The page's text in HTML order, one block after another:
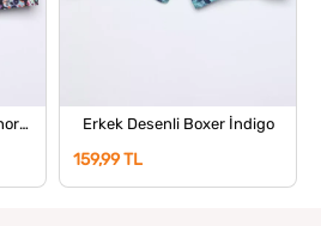
Erkek Desenli Boxer Siyahorange Erkek Desenli Boxer İndigo
159,99 TL